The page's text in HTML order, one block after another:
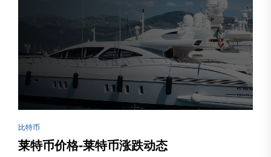
比特币
莱特币价格-莱特币涨跌动态